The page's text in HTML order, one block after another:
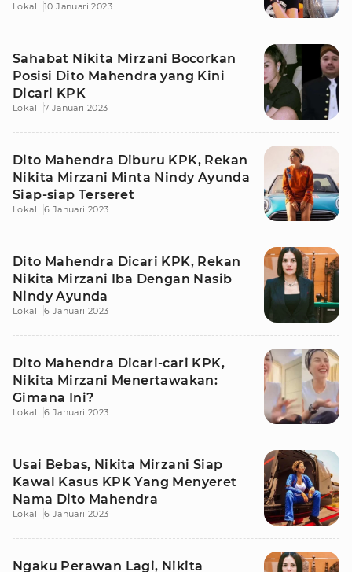
Bumi Ini
Lokal 10 Januari 2023
Sahabat Nikita Mirzani Bocorkan
Posisi Dito Mahendra yang Kini
Dicari KPK
Lokal 7 Januari 2023
Dito Mahendra Diburu KPK, Rekan
Nikita Mirzani Minta Nindy Ayunda
Siap-siap Terseret
Lokal 6 Januari 2023
Dito Mahendra Dicari KPK, Rekan
Nikita Mirzani Iba Dengan Nasib
Nindy Ayunda
Lokal 6 Januari 2023
Dito Mahendra Dicari-cari KPK,
Nikita Mirzani Menertawakan:
Gimana Ini?
Lokal 6 Januari 2023
Usai Bebas, Nikita Mirzani Siap
Kawal Kasus KPK Yang Menyeret
Nama Dito Mahendra
Lokal 6 Januari 2023
Ngaku Perawan Lagi, Nikita